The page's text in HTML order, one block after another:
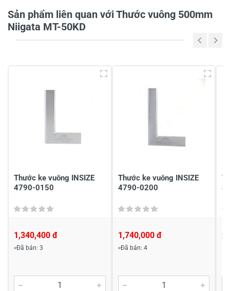
Tiêu đề của nhận xét *
Sản phẩm liên quan với Thước vuông 500mm
Niigata MT-50KD
Thước ke vuông INSIZE
4790-0150
1,340,400 đ
Đã bán: 3
Thước ke vuông INSIZE
4790-0200
1,740,000 đ
Đã bán: 4